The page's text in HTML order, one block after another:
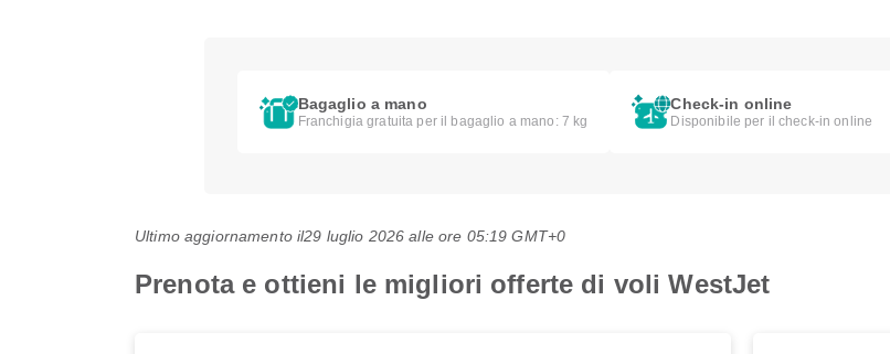
Bagaglio a mano
Franchigia gratuita per il bagaglio a mano: 7 kg
Check-in online
Disponibile per il check-in online
Ultimo aggiornamento il29 luglio 2026 alle ore 05:19 GMT+0
Prenota e ottieni le migliori offerte di voli WestJet